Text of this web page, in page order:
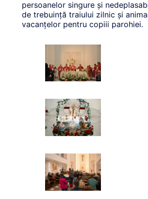
persoanelor singure și
de trebuință traiului zilnic și
vacanțelor pentru copiii parohiei.